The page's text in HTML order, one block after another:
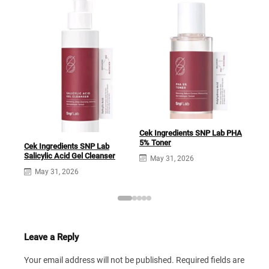
Cek Ingredients SNP Lab
Salicylic Acid Gel Cleanser
May 31, 2026
Cek Ingredients SNP Lab PHA
5% Toner
May 31, 2026
Leave a Reply
Your email address will not be published. Required fields are